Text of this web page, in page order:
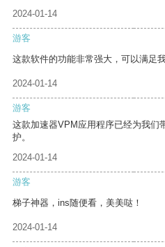
2024-01-14
游客
这款软件的功能非常强大，可以满足
2024-01-14
游客
这款加速器VPM应用程序已经为我们
护。
2024-01-14
游客
梯子神器，ins随便看，美美哒！
2024-01-14